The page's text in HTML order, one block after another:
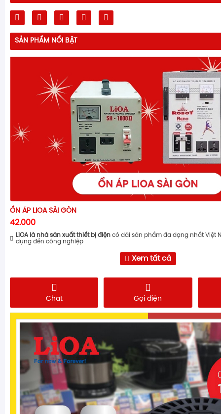
SẢN PHẨM NỔI BẬT
ỔN ÁP LIOA SÀI GÒN
42.000
LiOA là nhà sản xuất thiết bị điện có dải sản phẩm đa dạng nhất Việt
dụng đến công nghiệp
Xem tất cả
Chat Gọi điện